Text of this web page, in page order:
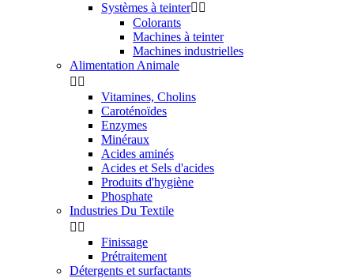
Systèmes à teinter 
Colorants
Machines à teinter
Machines industrielles
Alimentation Animale
 
Vitamines, Cholins
Caroténoïdes
Enzymes
Minéraux
Acides aminés
Acides et Sels d'acides
Produits d'hygiène
Phosphate
Industries Du Textile
 
Finissage
Prétraitement
Détergents et surfactants